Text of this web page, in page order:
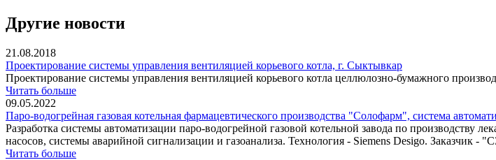
Другие новости
21.08.2018
Проектирование системы управления вентиляцией корьевого котла, г. Сыктывкар
Проектирование системы управления вентиляцией корьевого котла целлюлозно-бумажного
Читать больше
09.05.2022
Паро-водогрейная газовая котельная фармацевтического производства "Солофарм", система
Разработка системы автоматизации паро-водогрейной газовой котельной завода по
насосов, системы аварийной сигнализации и газоанализа. Технология - Siemens Desigo. Заказчик -
Читать больше